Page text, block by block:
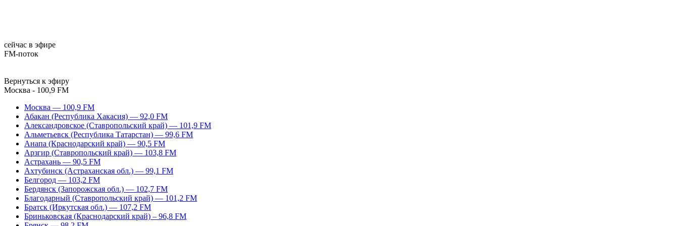
сейчас в эфире
FM-поток
Вернуться к эфиру
Москва - 100,9 FM
Москва — 100,9 FM
Абакан (Республика Хакасия) — 92,0 FM
Александровское (Ставропольский край) — 101,9 FM
Альметьевск (Республика Татарстан) — 99,6 FM
Анапа (Краснодарский край) — 90,5 FM
Арзгир (Ставропольский край) — 103,8 FM
Астрахань — 90,5 FM
Ахтубинск (Астраханская обл.) — 99,1 FM
Белгород — 103,2 FM
Бердянск (Запорожская обл.) — 102,7 FM
Благодарный (Ставропольский край) — 101,2 FM
Братск (Иркутская обл.) — 107,2 FM
Бриньковская (Краснодарский край) – 96,8 FM